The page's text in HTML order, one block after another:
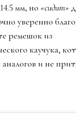
мм, но «сидит»
уверенно
ремешок из
каучука,
и не